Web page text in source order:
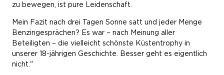
zu bewegen, ist pure Leidenschaft.
Mein Fazit nach drei Tagen Sonne satt und jeder Menge
Benzingesprächen? Es war – nach Meinung aller
Beteiligten – die vielleicht schönste Küstentrophy in
unserer 18-jährigen Geschichte. Besser geht es eigentlich
nicht."